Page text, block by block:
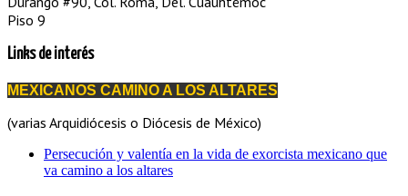
Piso 9
Links de interés
MEXICANOS CAMINO A LOS ALTARES
(varias Arquidiócesis o Diócesis de México)
Persecución y valentía en la vida de exorcista mexicano que
va camino a los altares